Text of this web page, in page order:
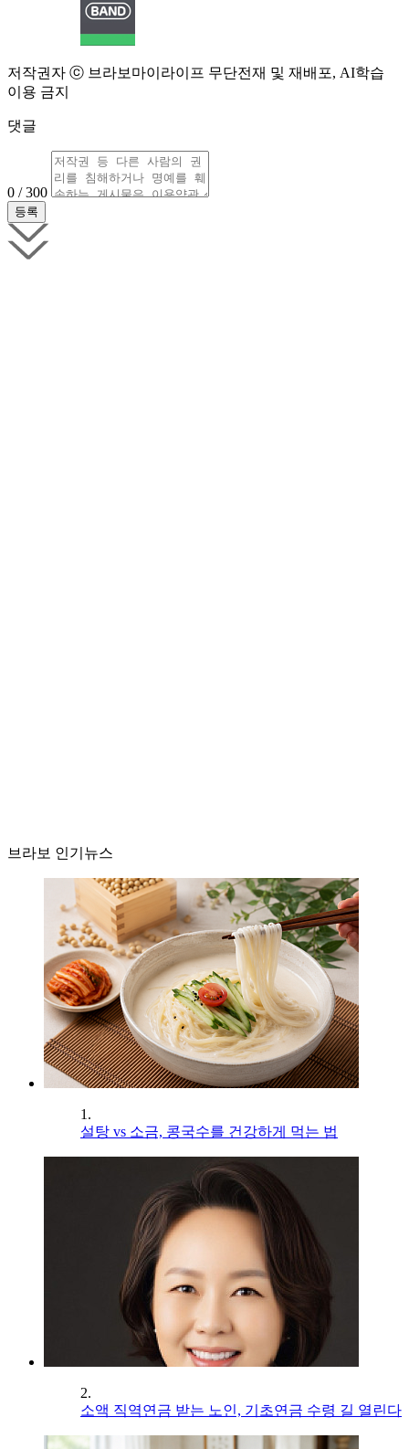
저작권자 ⓒ 브라보마이라이프 무단전재 및 재배포, AI학습
이용 금지
댓글
0 / 300
브라보 인기뉴스
1.
설탕 vs 소금, 콩국수를 건강하게 먹는 법
2.
소액 직역연금 받는 노인, 기초연금 수령 길 열린다